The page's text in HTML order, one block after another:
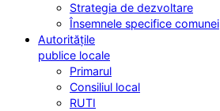
Strategia de dezvoltare
Însemnele specifice comunei
Autoritățile
publice locale
Primarul
Consiliul local
RUTI